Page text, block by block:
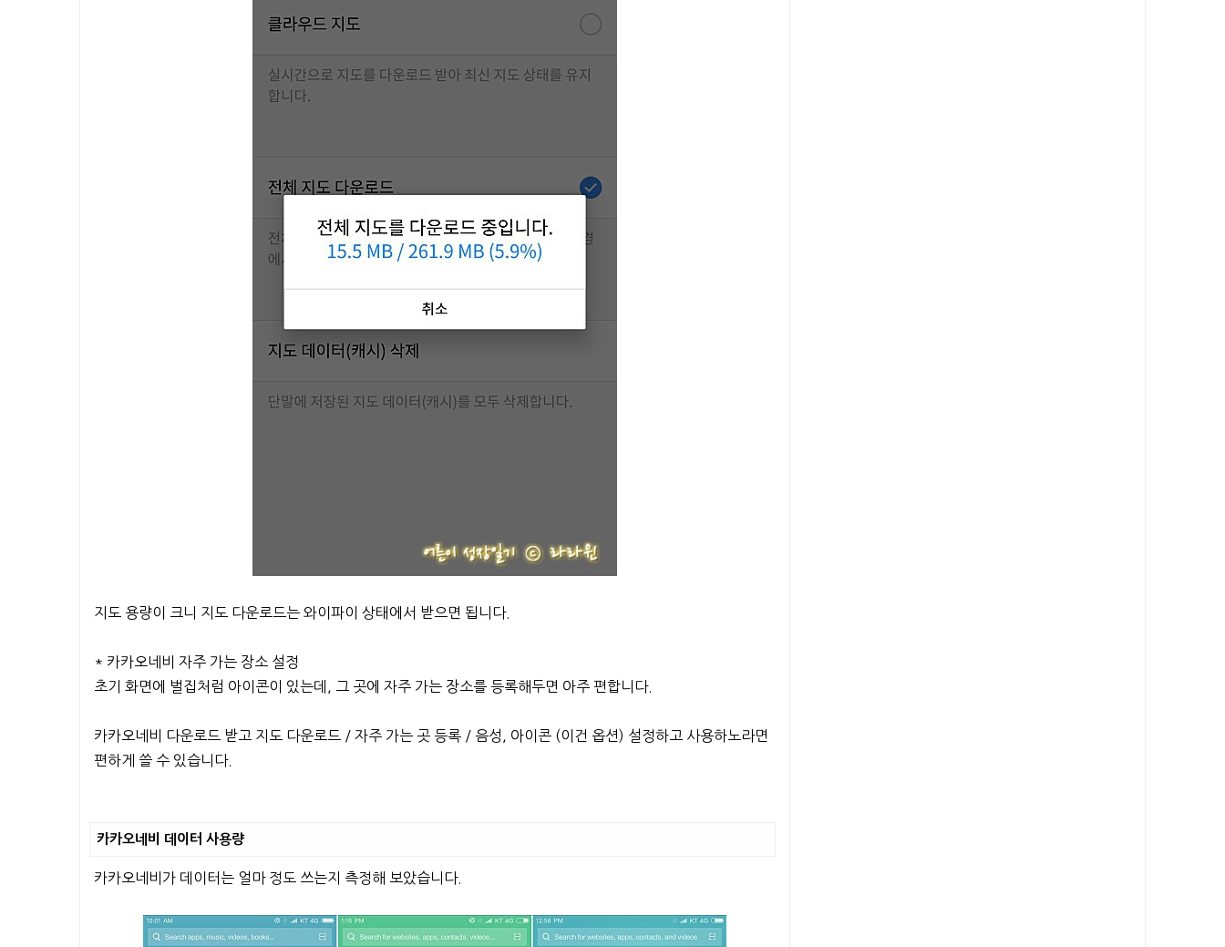
지도 용량이 크니 지도 다운로드는 와이파이 상태에서 받으면 됩니다.
* 카카오네비 자주 가는 장소 설정
초기 화면에 벌집처럼 아이콘이 있는데, 그 곳에 자주 가는 장소를 등록해두면 아주 편합니다.
카카오네비 다운로드 받고 지도 다운로드 / 자주 가는 곳 등록 / 음성, 아이콘 (이건 옵션) 설정하고 사용하노라면
편하게 쓸 수 있습니다.
카카오네비 데이터 사용량
카카오네비가 데이터는 얼마 정도 쓰는지 측정해 보았습니다.